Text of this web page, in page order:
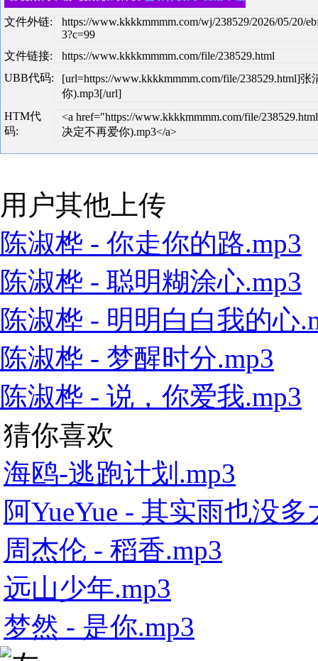
文件外链:
https://www.kkkkmmmm.com/wj/238529/2026/05/20/
3?c=99
文件链接:
https://www.kkkkmmmm.com/file/238529.html
UBB代码:
[url=https://www.kkkkmmmm.com/file/238529.html]
你).mp3[/url]
HTM代
码:
<a href="https://www.kkkkmmmm.com/file/
决定不再爱你).mp3</a>
用户其他上传
陈淑桦 - 你走你的路.mp3
陈淑桦 - 聪明糊涂心.mp3
陈淑桦 - 明明白白我的心
陈淑桦 - 梦醒时分.mp3
陈淑桦 - 说，你爱我.mp3
猜你喜欢
海鸥-逃跑计划.mp3
阿YueYue - 其实雨也没
周杰伦 - 稻香.mp3
远山少年.mp3
梦然 - 是你.mp3